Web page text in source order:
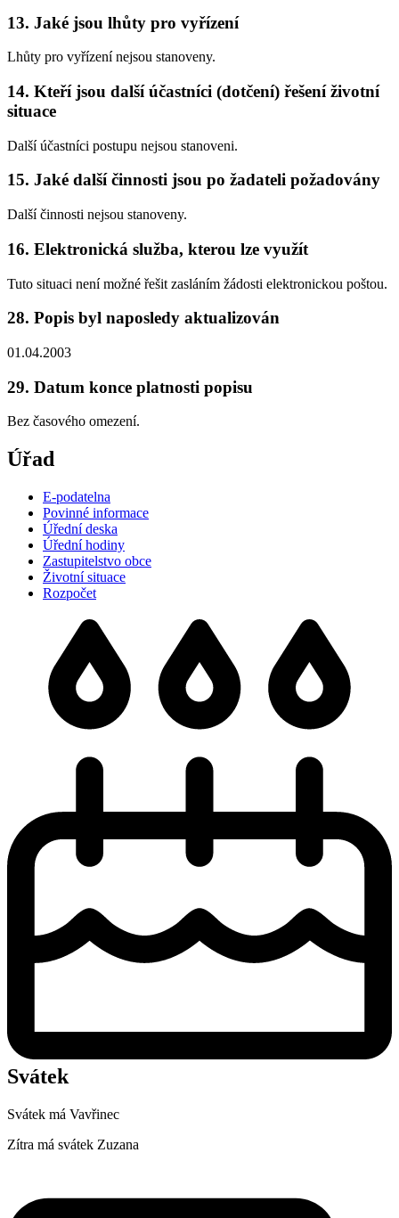
13. Jaké jsou lhůty pro vyřízení
Lhůty pro vyřízení nejsou stanoveny.
14. Kteří jsou další účastníci (dotčení) řešení životní
situace
Další účastníci postupu nejsou stanoveni.
15. Jaké další činnosti jsou po žadateli požadovány
Další činnosti nejsou stanoveny.
16. Elektronická služba, kterou lze využít
Tuto situaci není možné řešit zasláním žádosti elektronickou poštou.
28. Popis byl naposledy aktualizován
01.04.2003
29. Datum konce platnosti popisu
Bez časového omezení.
Úřad
E-podatelna
Povinné informace
Úřední deska
Úřední hodiny
Zastupitelstvo obce
Životní situace
Rozpočet
Svátek
Svátek má Vavřinec
Zítra má svátek Zuzana